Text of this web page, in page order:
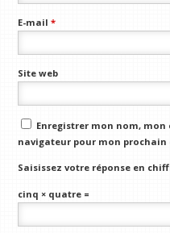
E-mail*
Site web
Enregistrer mon nom,
navigateur pour mon prochain
Saisissez votre réponse en
cinq × quatre =